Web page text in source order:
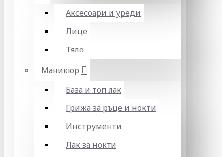
Аксесоари и уреди
Лице
Тяло
Маникюр
База и топ лак
Грижа за ръце и нокти
Инструменти
Лак за нокти